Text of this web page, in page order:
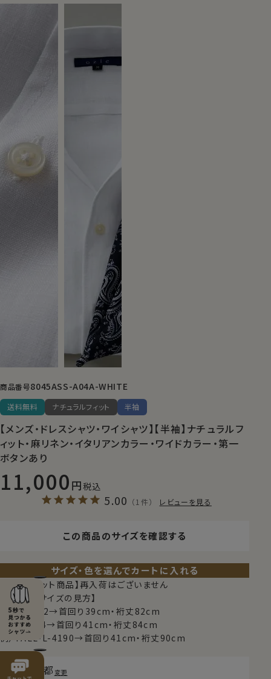
商品番号8045ASS-A04A-WHITE
送料無料 ナチュラルフィット 半袖
【メンズ・ドレスシャツ・ワイシャツ】【半袖】ナチュラルフ
ィット・麻リネン・イタリアンカラー・ワイドカラー・第一
ボタンあり
11,000 税込
5.00 （1件） レビューを見る
この商品のサイズを確認する
サイズ・色を選んでカートに入れる
【限定スポット商品】再入荷はございません
【シャツのサイズの見方】
例）M-3982→首回り39cm・裄丈82cm
例）L-4184→首回り41cm・裄丈84cm
例）TALL-L-4190→首回り41cm・裄丈90cm
東京都 変更